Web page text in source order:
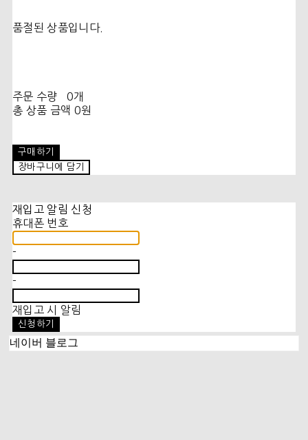
품절된 상품입니다.
주문 수량
0개
총 상품 금액 0원
구매하기
장바구니에 담기
재입고 알림 신청
휴대폰 번호
-
-
재입고 시 알림
신청하기
네이버 블로그